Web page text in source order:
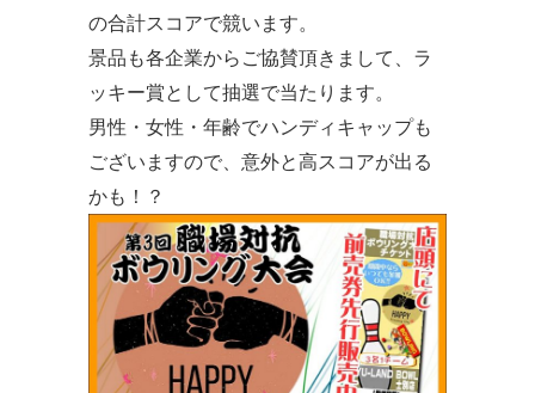
の合計スコアで競います。
景品も各企業からご協賛頂きまして、ラ
ッキー賞として抽選で当たります。
男性・女性・年齢でハンディキャップも
ございますので、意外と高スコアが出る
かも！？